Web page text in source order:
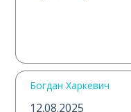
Богдан Харкевич
12.08.2025